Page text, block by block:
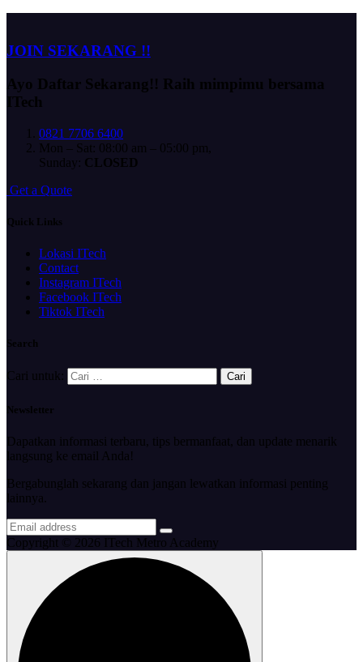
JOIN SEKARANG !!
Ayo Daftar Sekarang!! Raih mimpimu bersama
ITech
0821 7706 6400
Mon – Sat: 08:00 am – 05:00 pm,
Sunday: CLOSED
Get a Quote
Quick Links
Lokasi ITech
Contact
Instagram ITech
Facebook ITech
Tiktok ITech
Search
Cari untuk:
Newsletter
Dapatkan informasi terbaru, tips bermanfaat, dan update menarik
langsung ke email Anda!
Bergabunglah sekarang dan jangan lewatkan informasi penting
lainnya.
Copyright © 2026 ITech Metro Academy